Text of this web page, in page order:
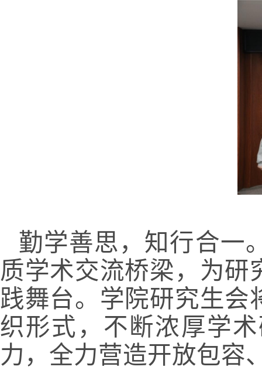
勤学善思，知行合一
质学术交流桥梁，为研
践舞台。学院研究生会
织形式，不断浓厚学
力，全力营造开放包容